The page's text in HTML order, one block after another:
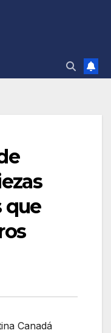
que
Canadá